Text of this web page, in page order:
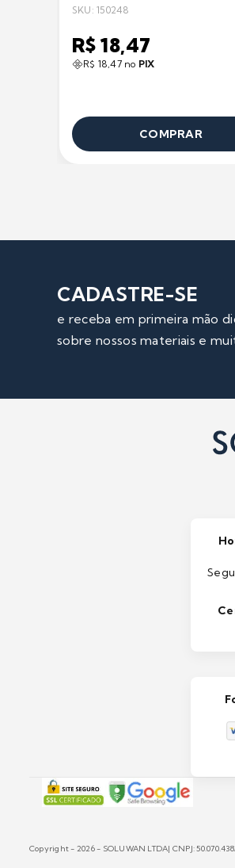
SKU: 150248
R$ 18,47
R$ 18,47 no PIX
COMPRAR
CADASTRE-SE
e receba em primeira mão
sobre nossos materiais e
Copyright - 2026 - SOLUWAN LTDA| CNPJ: